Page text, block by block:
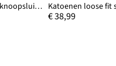
Grof gebreide trui met knoopsluiting
€ 38,99